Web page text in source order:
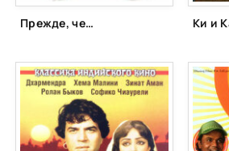
Прежде, чем я досчитаю до 10 (2015)